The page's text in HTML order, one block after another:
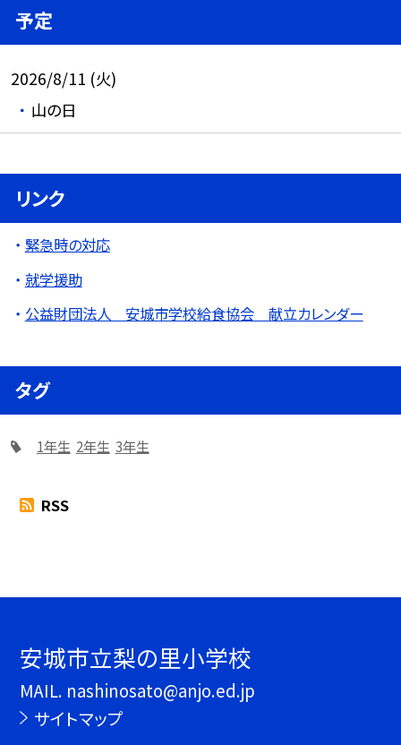
予定
2026/8/11 (火)
山の日
リンク
緊急時の対応
就学援助
公益財団法人 安城市学校給食協会 献立カレンダー
タグ
1年生 2年生 3年生
RSS
安城市立梨の里小学校
MAIL. nashinosato@anjo.ed.jp
サイトマップ